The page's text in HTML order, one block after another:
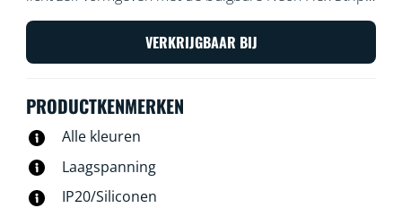
van WiZ. Met 3 meter aan flexibele lichtstrip kun je
gegarandeerd slimme en mooie vormen creëren,
waarmee je elke ruimte kunt verfraaien. Bepaal de
bedienen natuurlijk, met behulp van de WiZ app, de
VERKRIJGBAAR BIJ
PRODUCTKENMERKEN
Alle kleuren
Laagspanning
IP20/Siliconen